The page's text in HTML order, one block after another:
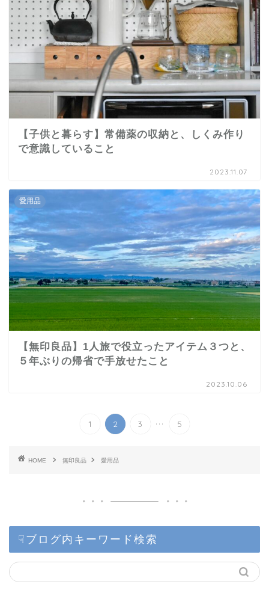
【子供と暮らす】常備薬の収納と、しくみ作り
で意識していること
2023.11.07
愛用品
【無印良品】1人旅で役立ったアイテム３つと、
５年ぶりの帰省で手放せたこと
2023.10.06
1 2 3 ... 5
HOME 無印良品 愛用品
☟ブログ内キーワード検索